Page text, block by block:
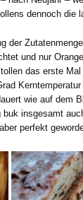
dennoch die
der
und nur
das erste
wie auf dem
buk insgesamt
perfekt